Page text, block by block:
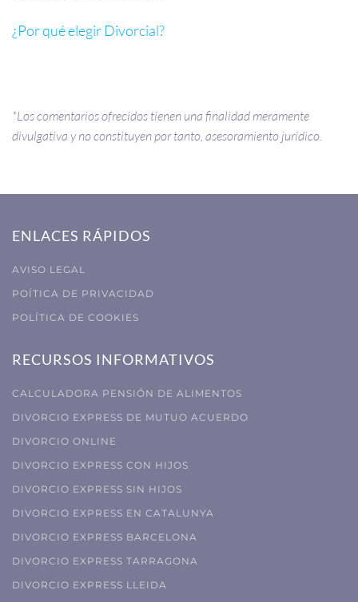
¿Por qué elegir Divorcial?
*Los comentarios ofrecidos tienen una finalidad meramente
divulgativa y no constituyen por tanto, asesoramiento jurídico.
ENLACES RÁPIDOS
AVISO LEGAL
POÍTICA DE PRIVACIDAD
POLÍTICA DE COOKIES
RECURSOS INFORMATIVOS
CALCULADORA PENSIÓN DE ALIMENTOS
DIVORCIO EXPRESS DE MUTUO ACUERDO
DIVORCIO ONLINE
DIVORCIO EXPRESS CON HIJOS
DIVORCIO EXPRESS SIN HIJOS
DIVORCIO EXPRESS EN CATALUNYA
DIVORCIO EXPRESS BARCELONA
DIVORCIO EXPRESS TARRAGONA
DIVORCIO EXPRESS LLEIDA